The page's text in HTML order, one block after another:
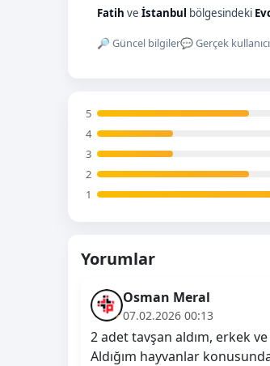
Fatih ve İstanbul bölgesindeki
🔎 Güncel bilgiler💬 Gerçek
5
4
3
2
1
Yorumlar
Osman Meral
07.02.2026 00:13
2 adet tavşan aldım, erkek
Aldığım hayvanlar